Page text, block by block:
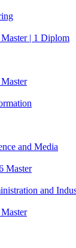
| 1 Diplom
and Media
Master
and